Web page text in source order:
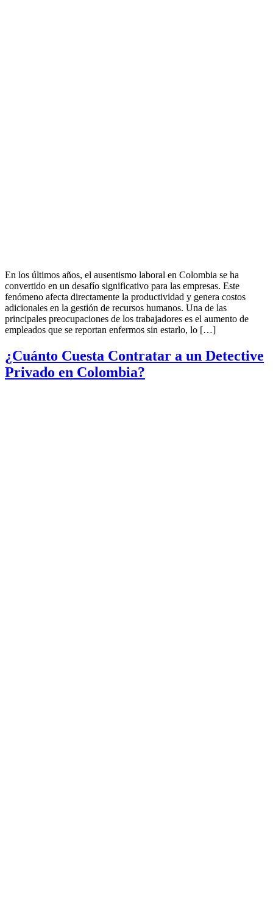
En los últimos años, el ausentismo laboral en Colombia se ha
convertido en un desafío significativo para las empresas. Este
fenómeno afecta directamente la productividad y genera costos
adicionales en la gestión de recursos humanos. Una de las
principales preocupaciones de los trabajadores es el aumento de
empleados que se reportan enfermos sin estarlo, lo […]
¿Cuánto Cuesta Contratar a un Detective
Privado en Colombia?